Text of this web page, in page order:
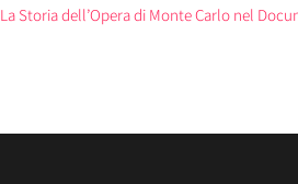
La Storia dell’Opera di Monte Carlo nel